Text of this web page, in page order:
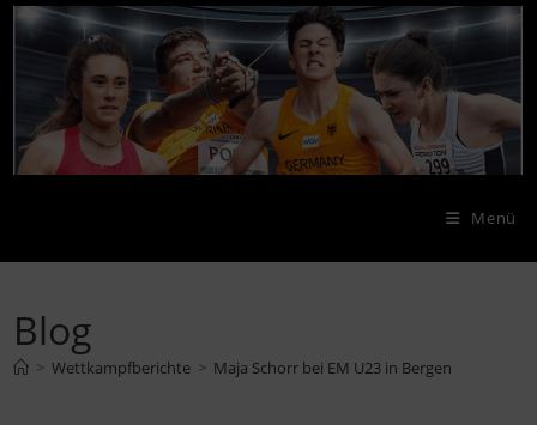
Zum
Menü
Blog
> Wettkampfberichte > Maja Schorr bei EM U23 in Bergen